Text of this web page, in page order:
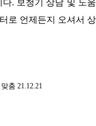
다. 보청기 상담 및 도움
로 언제든지 오셔서 상
춤 21.12.21